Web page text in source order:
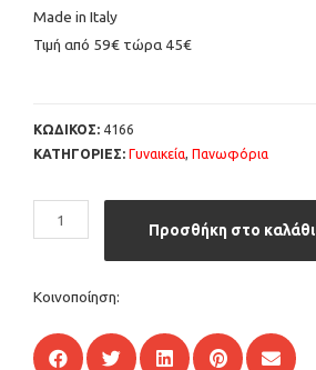
Made in Italy
Τιμή από 59€ τώρα 45€
ΚΩΔΙΚΟΣ: 4166
ΚΑΤΗΓΟΡΙΕΣ: Γυναικεία, Πανωφόρια
Προσθήκη στο καλάθι
Κοινοποίηση: